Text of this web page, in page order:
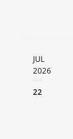
JUL
2026
22